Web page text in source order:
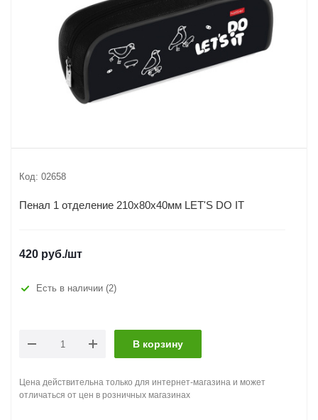
Код: 02658
Пенал 1 отделение 210х80х40мм LET'S DO IT
420 руб./шт
Есть в наличии (2)
В корзину
Цена действительна только для интернет-магазина и может
отличаться от цен в розничных магазинах